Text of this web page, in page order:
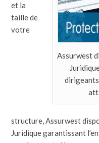
Assurwest
et la
taille de
votre
structure, Assurwest
Juridique garantissant